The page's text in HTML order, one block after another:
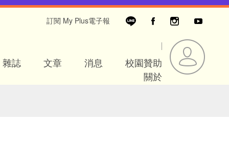
訂閱 My Plus電子報
雜誌 文章 消息
校園贊助
關於